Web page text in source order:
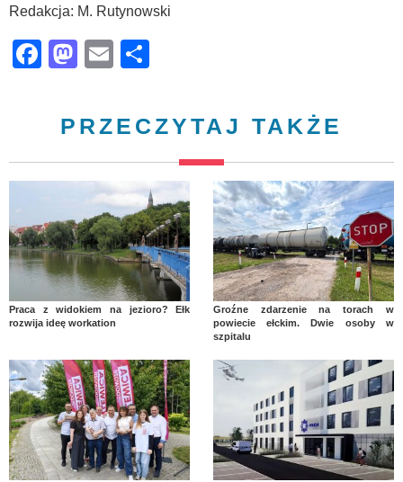
Redakcja: M. Rutynowski
Facebook
Mastodon
Email
PRZECZYTAJ TAKŻE
Praca z widokiem na jezioro? Ełk
rozwija ideę workation
Groźne zdarzenie na torach w
powiecie ełckim. Dwie osoby w
szpitalu